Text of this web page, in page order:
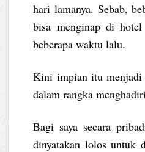
hari lamanya. Sebab,
bisa menginap di
beberapa waktu lalu.
Kini impian itu menjadi
dalam rangka
Bagi saya secara
dinyatakan lolos untuk